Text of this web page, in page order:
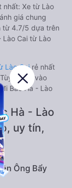
nhất: Xe từ Lào
giá chung
từ 4.7/5 dựa trên
Lào Cai từ Lào
Lào Cairẻ nhất
thuộc vào
Bắc Hà - Lào
Hà - Lào
uy tín,
Ông Bẩy